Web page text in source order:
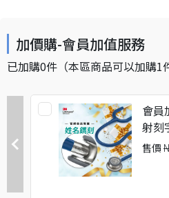
加價購-會員加值服務
已加購0件 （本區商品可以加購1
會員
射刻
天)
售價